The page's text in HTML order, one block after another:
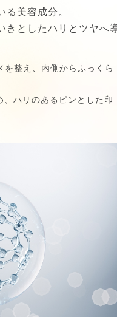
る美容成分。
きとしたハリとツヤへ
を整え、内側からふっくら
、ハリのあるピンとした印